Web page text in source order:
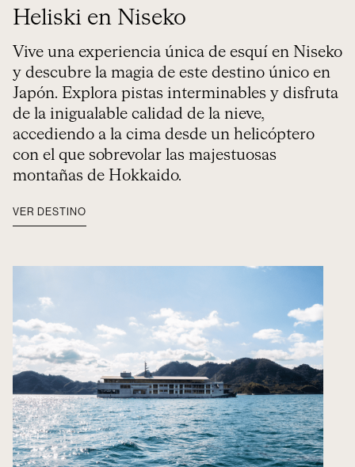
Heliski en Niseko
Vive una experiencia única de esquí en Niseko
y descubre la magia de este destino único en
Japón. Explora pistas interminables y disfruta
de la inigualable calidad de la nieve,
accediendo a la cima desde un helicóptero
con el que sobrevolar las majestuosas
montañas de Hokkaido.
VER DESTINO